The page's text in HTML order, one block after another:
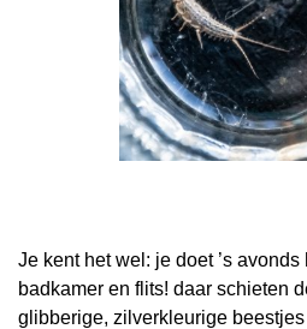
Je kent het wel: je doet ’s
badkamer en flits! daar schieten
glibberige, zilverkleurige